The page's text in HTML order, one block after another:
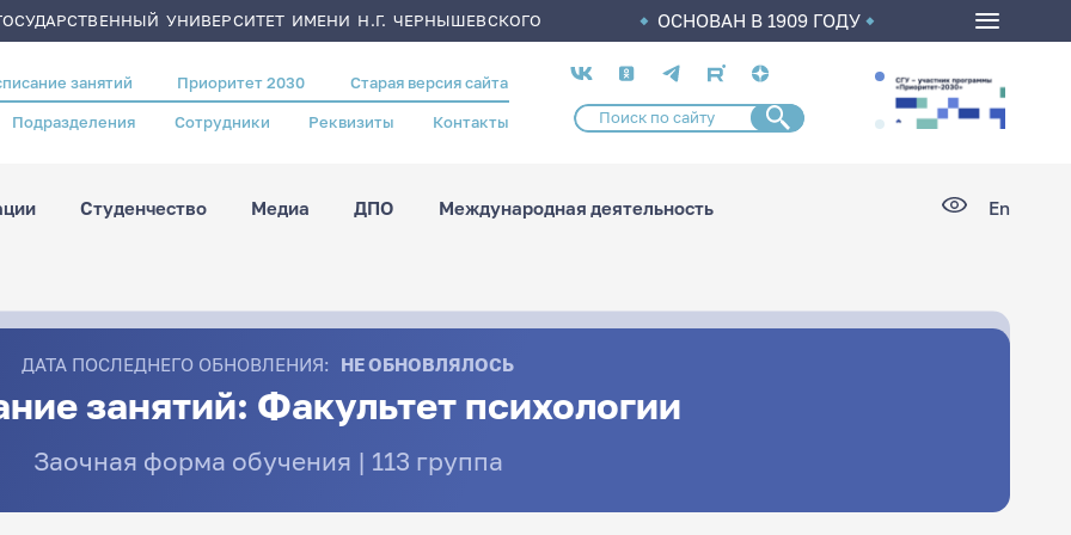
УНИВЕРСИТЕТ ИМЕНИ Н.Г. ЧЕРНЫШЕВСКОГО ОСНОВАН В 1909 ГОДУ
занятий Приоритет 2030 Старая версия сайта
Подразделения Сотрудники Реквизиты Контакты
Социальные
сети
Студенчество Медиа ДПО Международная деятельность En
ДАТА ПОСЛЕДНЕГО ОБНОВЛЕНИЯ: НЕ ОБНОВЛЯЛОСЬ
занятий: Факультет психологии
Заочная форма обучения | 113 группа